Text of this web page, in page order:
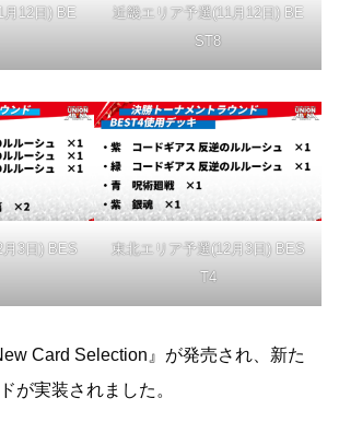
月12日) BE
近畿エリア予選(11月12日) BE
ST8
月3日) BES
東北エリア予選(12月3日) BES
T4
Card Selection』が発売され、新た
が実装されました。